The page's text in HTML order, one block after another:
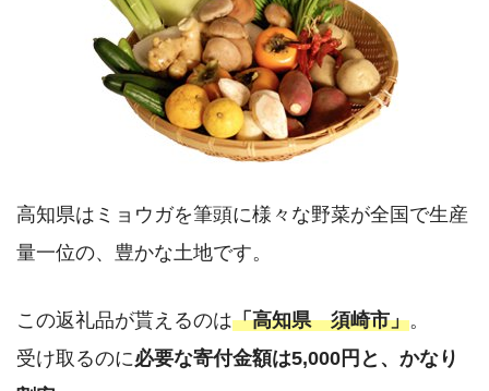
高知県はミョウガを筆頭に様々な野菜が全国で生産
量一位の、豊かな土地です。
この返礼品が貰えるのは「高知県 須崎市」。
受け取るのに必要な寄付金額は5,000円と、かなり